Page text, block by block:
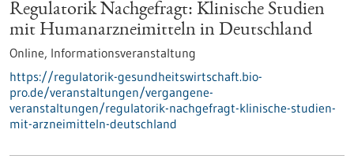
Regulatorik Nachgefragt: Klinische Studien
mit Humanarzneimitteln in Deutschland
Online, Informationsveranstaltung
https://regulatorik-gesundheitswirtschaft.bio-
pro.de/veranstaltungen/vergangene-
veranstaltungen/regulatorik-nachgefragt-klinische-studien-
mit-arzneimitteln-deutschland